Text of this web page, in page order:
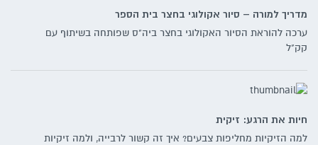
מדריך למורה – סיור אקולוגי בחצר בית הספר
ערכה להוראת הסיור האקולוגי בחצר ביה"ס שפותחה בשיתוף עם
קק"ל
חיות את הרגע: זיקית
למה הזיקיות מחליפות צבעים? איך זה קשור לרבייה, ולמה זיקיות